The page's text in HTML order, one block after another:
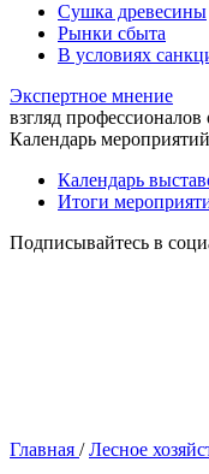
Сушка древесины
Рынки сбыта
В условиях
Экспертное мнение
взгляд
Календарь мероприятий
Календарь
Итоги
Подписывайтесь в
Главная / Лесное